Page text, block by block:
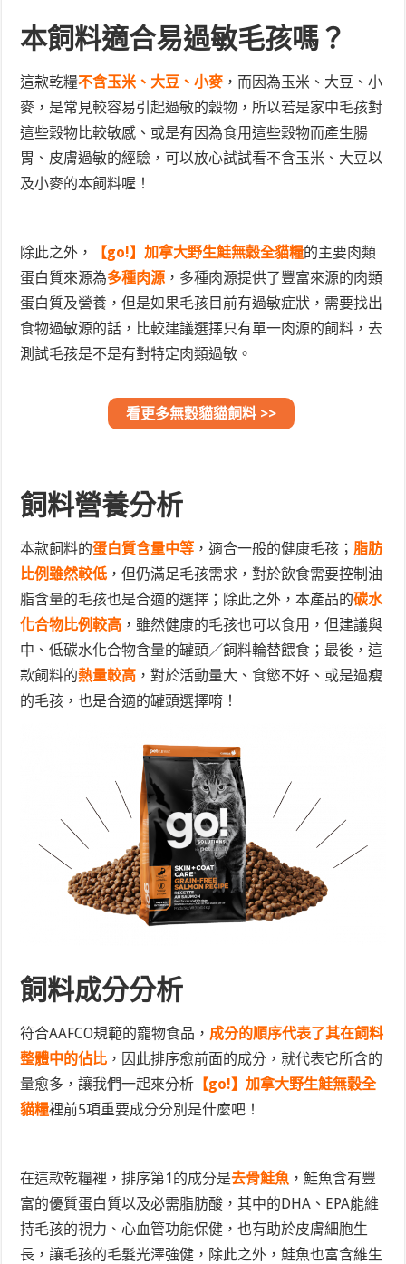
本飼料適合易過敏毛孩嗎？
這款乾糧不含玉米、大豆、小麥，而因為玉米、大豆、小
麥，是常見較容易引起過敏的穀物，所以若是家中毛孩對
這些穀物比較敏感、或是有因為食用這些穀物而產生腸
胃、皮膚過敏的經驗，可以放心試試看不含玉米、大豆以
及小麥的本飼料喔！
除此之外， 【go!】加拿大野生鮭無穀全貓糧的主要肉類
蛋白質來源為多種肉源 ，多種肉源提供了豐富來源的肉類
蛋白質及營養，但是如果毛孩目前有過敏症狀，需要找出
食物過敏源的話，比較建議選擇只有單一肉源的飼料，去
測試毛孩是不是有對特定肉類過敏。
看更多無穀貓貓飼料 >>
飼料營養分析
本款飼料的蛋白質含量中等 ，適合一般的健康毛孩； 脂肪
比例雖然較低 ，但仍滿足毛孩需求，對於飲食需要控制油
脂含量的毛孩也是合適的選擇；除此之外，本產品的碳水
化合物比例較高 ，雖然健康的毛孩也可以食用，但建議與
中、低碳水化合物含量的罐頭／飼料輪替餵食；最後，這
款飼料的熱量較高 ，對於活動量大、食慾不好、或是過瘦
的毛孩，也是合適的罐頭選擇唷！
飼料成分分析
符合AAFCO規範的寵物食品， 成分的順序代表了其在飼料
整體中的佔比 ，因此排序愈前面的成分，就代表它所含的
量愈多，讓我們一起來分析 【go!】加拿大野生鮭無穀全
貓糧裡前5項重要成分分別是什麼吧！
在這款乾糧裡，排序第1的成分是去骨鮭魚 ，鮭魚含有豐
富的優質蛋白質以及必需脂肪酸，其中的DHA、EPA能維
持毛孩的視力、心血管功能保健，也有助於皮膚細胞生
長，讓毛孩的毛髮光澤強健，除此之外，鮭魚也富含維生